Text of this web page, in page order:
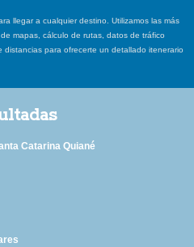
llegar a cualquier destino. Utilizamos las más
mapas, cálculo de rutas, datos de tráfico
distancias para ofrecerte un detallado itenerario
Catarina Quiané